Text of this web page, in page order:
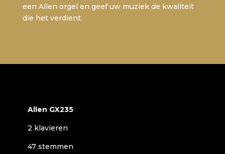
een Allen orgel en geef uw muziek de kwaliteit
die het verdient.
Allen GX235
2 klavieren
47 stemmen